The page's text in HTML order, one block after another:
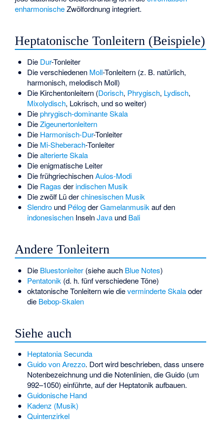
enharmonischeZwölfordnung integriert.
Heptatonische Tonleitern (Beispiele)
Die Dur-Tonleiter
Die verschiedenen Moll-Tonleitern (z. B. natürlich,
harmonisch, melodisch Moll)
Die Kirchentonleitern(Dorisch, Phrygisch, Lydisch,
Mixolydisch, Lokrisch, und so weiter)
Diephrygisch-dominante Skala
DieZigeunertonleitern
Die Harmonisch-Dur-Tonleiter
Die Mi-Sheberach-Tonleiter
Diealterierte Skala
Dieenigmatische Leiter
Die frühgriechischenAulos-Modi
Die Ragas der indischen Musik
Die zwölf Lüderchinesischen Musik
Slendround PélogderGamelanmusik auf den
indonesischenInselnJavaund Bali
Andere Tonleitern
Die Bluestonleiter(siehe auch Blue Notes)
Pentatonik (d. h. fünf verschiedene Töne)
oktatonische Tonleitern wie dieverminderte Skalaoder
die Bebop-Skalen
Siehe auch
Heptatonia Secunda
Guido von Arezzo. Dort wird beschrieben, dass unsere
Notenbezeichnung und die Notenlinien, die Guido (um
992–1050) einführte, auf der Heptatonik aufbauen.
Guidonische Hand
Kadenz (Musik)
Quintenzirkel